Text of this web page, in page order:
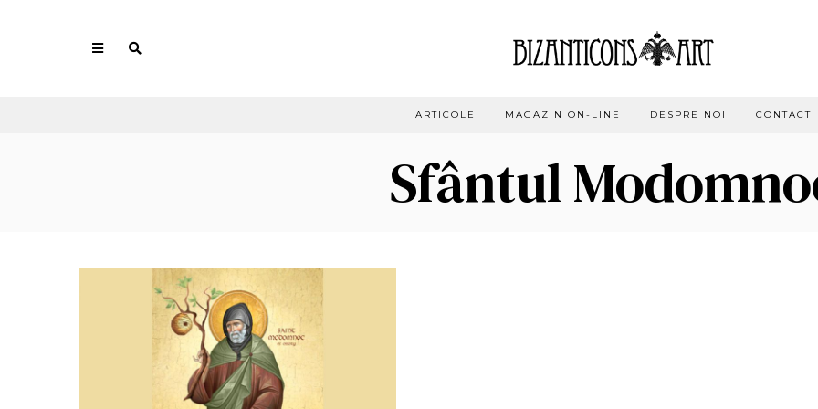
ARTICOLE MAGAZIN ON-LINE DESPRE NOI CONTACT
Sfântul